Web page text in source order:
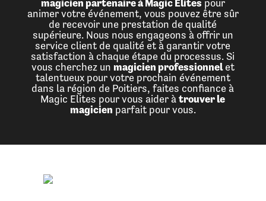
magicien partenaire à Magic Elites pour
animer votre événement, vous pouvez être sûr
de recevoir une prestation de qualité
supérieure. Nous nous engageons à offrir un
service client de qualité et à garantir votre
satisfaction à chaque étape du processus. Si
vous cherchez un magicien professionnelet
talentueux pour votre prochain événement
dans la région de Poitiers, faites confiance à
Magic Elites pour vous aider àtrouver le
magicien parfait pour vous.